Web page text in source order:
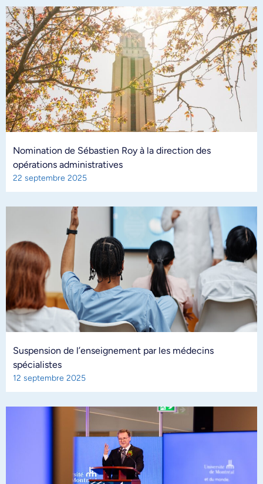
Nomination de Sébastien Roy à la direction des
opérations administratives
22 septembre 2025
Suspension de l’enseignement par les médecins
spécialistes
12 septembre 2025